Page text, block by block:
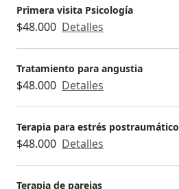
Primera visita Psicología
$48.000 Detalles
Tratamiento para angustia
$48.000 Detalles
Terapia para estrés postraumático
$48.000 Detalles
Terapia de parejas